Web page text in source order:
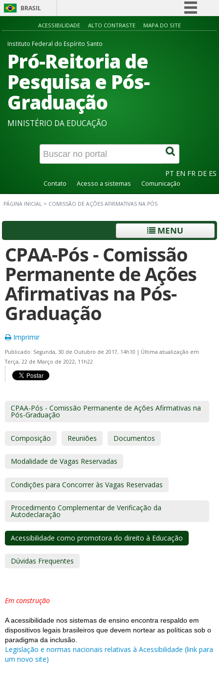
BRASIL
Simplifique!
Acesso à informação
Legislação
ACESSIBILIDADE ALTO CONTRASTE MAPA DO SITE
Instituto Federal do Espírito Santo
Pró-Reitoria de
Pesquisa e Pós-
Graduação
MINISTÉRIO DA EDUCAÇÃO
PT EN FR DE ES
Contato Acesso a sistemas Comunicação
PÁGINA INICIAL > COMISSÃO DE AÇÕES AFIRMATIVAS NA PÓS
MENU
CPAA-Pós - Comissão
Permanente de Ações
Afirmativas na Pós-
Graduação
Imprimir
Publicado: Segunda, 30 de Outubro de 2017, 14h10 | Última atualização em
Terça, 22 de Março de 2022, 11h22
CPAA-Pós - Comissão Permanente de Ações Afirmativas na
Pós-Graduação
Composição Reuniões Documentos
Modalidade de Vagas Reservadas
Condições para Concorrer às Vagas Reservadas
Procedimento Complementar de Verificação da
Autodeclaração
Acessibilidade como promotora do direito à Educação
Dúvidas Frequentes
Em construção
A acessibilidade nos sistemas de ensino encontra respaldo em
dispositivos legais brasileiros que devem nortear as políticas sob o
paradigma da inclusão.
Legislação e normas nacionais relativas à Acessibilidade (link para
um novo site)